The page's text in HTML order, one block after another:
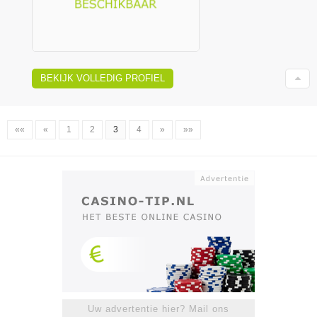
BEKIJK VOLLEDIG PROFIEL
«« « 1 2 3 4 » »»
Uw advertentie hier? Mail ons